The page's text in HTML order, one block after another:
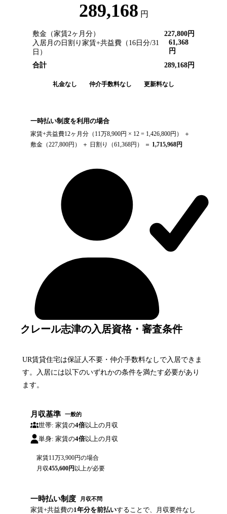
289,168 円
敷金（家賃2ヶ月分） 227,800 円
入居月の日割り家賃+共益費（ 16 日分/31
日）
61,368
円
合計
289,168 円
礼金なし 仲介手数料なし 更新料なし
一時払い制度を利用の場合
家賃+共益費12ヶ月分（ 11万8,900円 × 12 = 1,426,800円） ＋
敷金（227,800円） ＋ 日割り（61,368円） ＝ 1,715,968円
クレール志津の入居資格・審査条件
UR賃貸住宅は保証人不要・仲介手数料なしで入居できま
す。入居には以下のいずれかの条件を満たす必要があり
ます。
月収基準 一般的
世帯: 家賃の4倍以上の月収
単身: 家賃の4倍以上の月収
家賃11万3,900円の場合
月収455,600円以上が必要
一時払い制度 月収不問
家賃+共益費の1年分を前払いすることで、月収要件なし